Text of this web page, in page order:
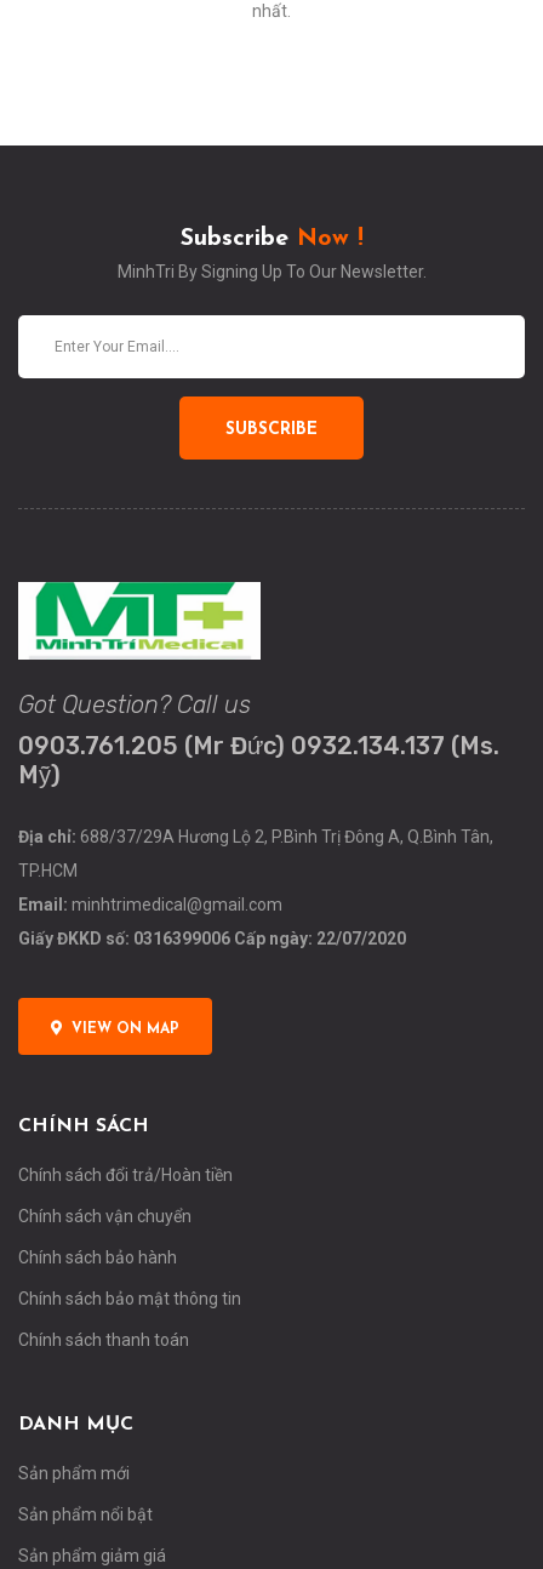
nhất.
Subscribe Now !
MinhTri By Signing Up To Our Newsletter.
SUBSCRIBE
Got Question? Call us
0903.761.205 (Mr Đức) 0932.134.137 (Ms.
Mỹ)
Địa chỉ: 688/37/29A Hương Lộ 2, P.Bình Trị Đông A, Q.Bình Tân,
TP.HCM
Email: minhtrimedical@gmail.com
Giấy ĐKKD số: 0316399006 Cấp ngày: 22/07/2020
VIEW ON MAP
CHÍNH SÁCH
Chính sách đổi trả/Hoàn tiền
Chính sách vận chuyển
Chính sách bảo hành
Chính sách bảo mật thông tin
Chính sách thanh toán
DANH MỤC
Sản phẩm mới
Sản phẩm nổi bật
Sản phẩm giảm giá